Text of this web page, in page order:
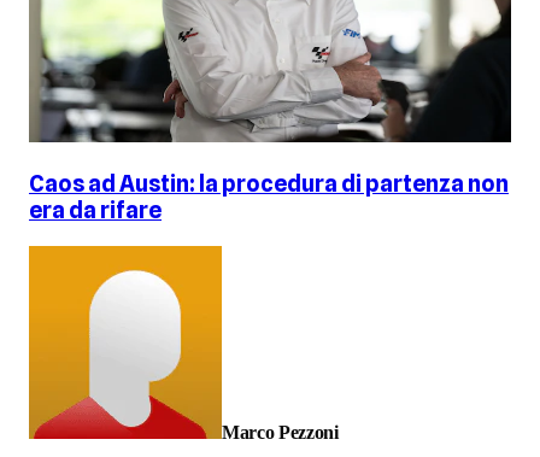
Caos ad Austin: la procedura di partenza non
era da rifare
Marco Pezzoni